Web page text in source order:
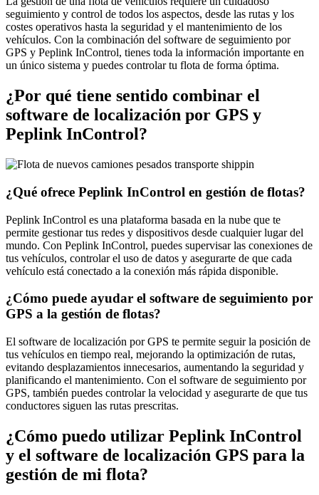
seguimiento y control de todos los aspectos, desde las rutas y los
costes operativos hasta la seguridad y el mantenimiento de los
vehículos. Con la combinación del software de seguimiento por
GPS y Peplink InControl, tienes toda la información importante en
un único sistema y puedes controlar tu flota de forma óptima.
¿Por qué tiene sentido combinar el
software de localización por GPS y
Peplink InControl?
¿Qué ofrece Peplink InControl en gestión de flotas?
Peplink InControl es una plataforma basada en la nube que te
permite gestionar tus redes y dispositivos desde cualquier lugar del
mundo. Con Peplink InControl, puedes supervisar las conexiones de
tus vehículos, controlar el uso de datos y asegurarte de que cada
vehículo está conectado a la conexión más rápida disponible.
¿Cómo puede ayudar el software de seguimiento por
GPS a la gestión de flotas?
El software de localización por GPS te permite seguir la posición de
tus vehículos en tiempo real, mejorando la optimización de rutas,
evitando desplazamientos innecesarios, aumentando la seguridad y
planificando el mantenimiento. Con el software de seguimiento por
GPS, también puedes controlar la velocidad y asegurarte de que tus
conductores siguen las rutas prescritas.
¿Cómo puedo utilizar Peplink InControl
y el software de localización GPS para la
gestión de mi flota?